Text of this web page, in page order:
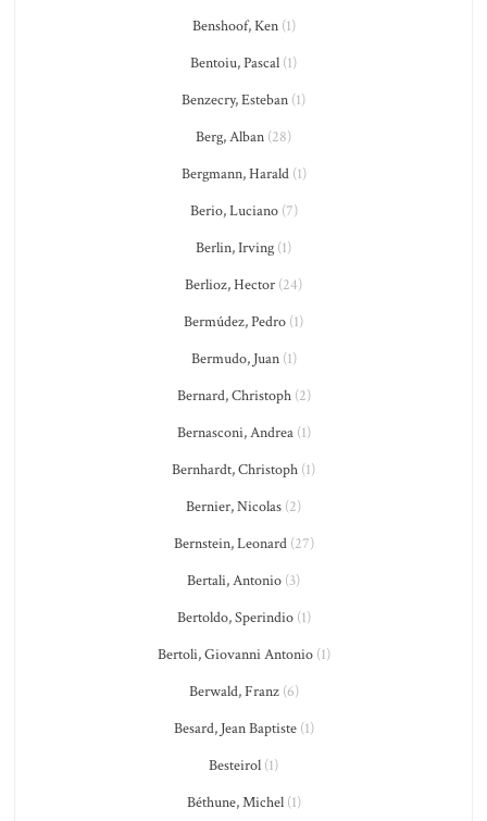
Benshoof, Ken(1)
Bentoiu, Pascal (1)
Benzecry, Esteban (1)
Berg, Alban (28)
Bergmann, Harald(1)
Berio, Luciano(7)
Berlin, Irving (1)
Berlioz, Hector (24)
Bermúdez, Pedro (1)
Bermudo, Juan(1)
Bernard, Christoph(2)
Bernasconi, Andrea(1)
Bernhardt, Christoph (1)
Bernier, Nicolas (2)
Bernstein, Leonard(27)
Bertali, Antonio (3)
Bertoldo, Sperindio(1)
Bertoli, Giovanni Antonio(1)
Berwald, Franz(6)
Besard, Jean Baptiste(1)
Besteirol (1)
Béthune, Michel(1)